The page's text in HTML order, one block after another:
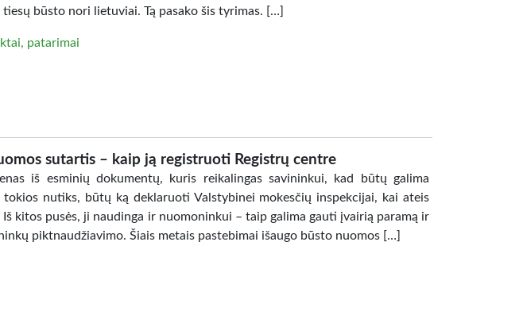
būsto nori lietuviai. Tą pasako šis tyrimas. […]
patarimai
sutartis – kaip ją registruoti Registrų centre
iš esminių dokumentų, kuris reikalingas savininkui, kad būtų galima
nutiks, būtų ką deklaruoti Valstybinei mokesčių inspekcijai, kai ateis
Iš kitos pusės, ji naudinga ir nuomoninkui – taip galima gauti įvairią paramą ir
piktnaudžiavimo. Šiais metais pastebimai išaugo būsto nuomos […]